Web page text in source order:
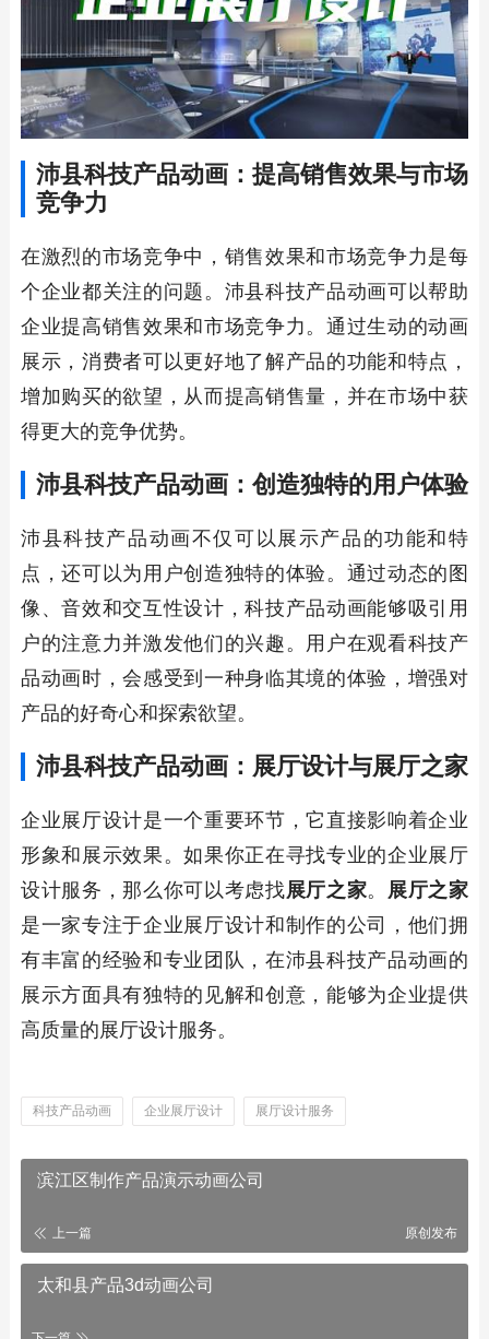
沛县科技产品动画：提高销售效果与市场
竞争力
在激烈的市场竞争中，销售效果和市场竞争力是每
个企业都关注的问题。沛县科技产品动画可以帮助
企业提高销售效果和市场竞争力。通过生动的动画
展示，消费者可以更好地了解产品的功能和特点，
增加购买的欲望，从而提高销售量，并在市场中获
得更大的竞争优势。
沛县科技产品动画：创造独特的用户体验
沛县科技产品动画不仅可以展示产品的功能和特
点，还可以为用户创造独特的体验。通过动态的图
像、音效和交互性设计，科技产品动画能够吸引用
户的注意力并激发他们的兴趣。用户在观看科技产
品动画时，会感受到一种身临其境的体验，增强对
产品的好奇心和探索欲望。
沛县科技产品动画：展厅设计与展厅之家
企业展厅设计是一个重要环节，它直接影响着企业
形象和展示效果。如果你正在寻找专业的企业展厅
设计服务，那么你可以考虑找展厅之家。 展厅之家
是一家专注于企业展厅设计和制作的公司，他们拥
有丰富的经验和专业团队，在沛县科技产品动画的
展示方面具有独特的见解和创意，能够为企业提供
高质量的展厅设计服务。
科技产品动画 企业展厅设计 展厅设计服务
滨江区制作产品演示动画公司
上一篇 原创发布
太和县产品3d动画公司